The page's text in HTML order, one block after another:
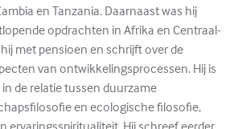
en Tanzania. Daarnaast was hij
opdrachten in Afrika en Centraal-
met pensioen en schrijft over de
van ontwikkelingsprocessen. Hij is
de relatie tussen duurzame
en ecologische filosofie,
ervaringsspiritualiteit. Hij schreef eerder